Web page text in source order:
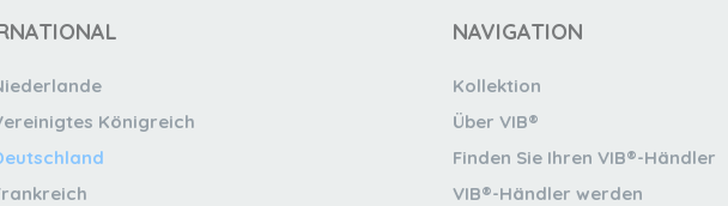
Königreich
NAVIGATION
Kollektion
Über VIB®
Finden Sie Ihren VIB®-Händler
VIB®-Händler werden